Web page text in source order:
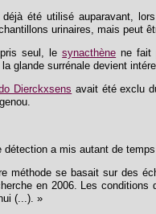
été utilisé auparavant,
urinaires, mais peut
pris seul, lesynacthène ne fait
glande surrénale devient
Dierckxsens avait été exclu
détection a mis autant de
méthode se basait sur des
en 2006. Les
(...). »